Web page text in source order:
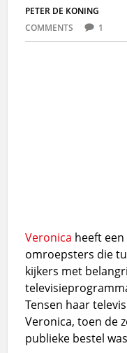
PETER DE KONING
COMMENTS
1
Veronica heeft
omroepsters die
kijkers met
Tensen haar
Veronica, toen de
publieke bestel